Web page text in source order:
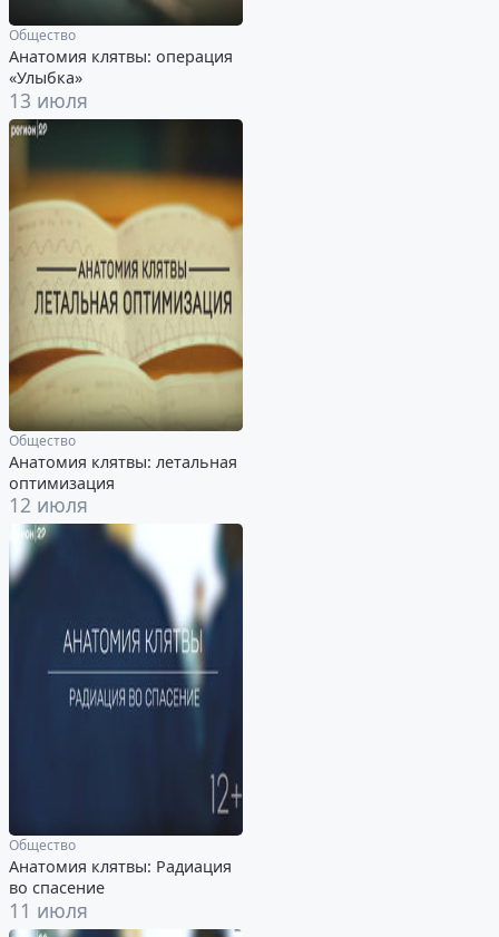
Общество
Анатомия клятвы: операция
«Улыбка»
13 июля
Общество
Анатомия клятвы: летальная
оптимизация
12 июля
Общество
Анатомия клятвы: Радиация
во спасение
11 июля